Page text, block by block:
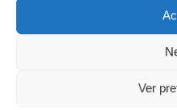
Ver
No âmbito empresarial,
familiares, o termo
documento formal que
geralmente aborda